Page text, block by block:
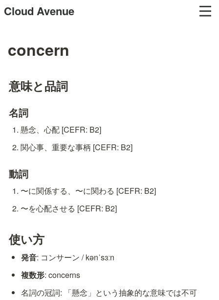
Cloud Avenue
concern
意味と品詞
名詞
懸念、心配 [CEFR: B2]
関心事、重要な事柄 [CEFR: B2]
動詞
〜に関係する、〜に関わる [CEFR: B2]
〜を心配させる [CEFR: B2]
使い方
発音: コンサーン / kənˈsɜːn
複数形: concerns
名詞の冠詞: 「懸念」という抽象的な意味では不可